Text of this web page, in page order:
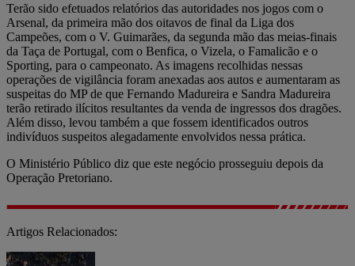
Terão sido efetuados relatórios das autoridades nos jogos com o
Arsenal, da primeira mão dos oitavos de final da Liga dos
Campeões, com o V. Guimarães, da segunda mão das meias-finais
da Taça de Portugal, com o Benfica, o Vizela, o Famalicão e o
Sporting, para o campeonato. As imagens recolhidas nessas
operações de vigilância foram anexadas aos autos e aumentaram as
suspeitas do MP de que Fernando Madureira e Sandra Madureira
terão retirado ilícitos resultantes da venda de ingressos dos dragões.
Além disso, levou também a que fossem identificados outros
indivíduos suspeitos alegadamente envolvidos nessa prática.
O Ministério Público diz que este negócio prosseguiu depois da
Operação Pretoriano.
Artigos Relacionados: